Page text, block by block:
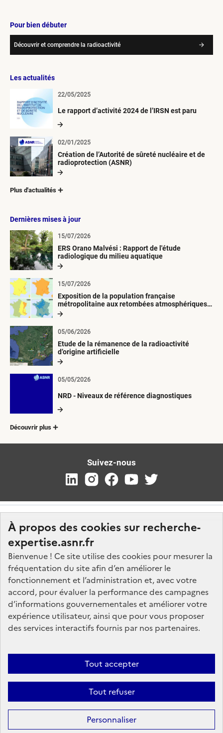
À propos des cookies sur recherche-
expertise.asnr.fr
Bienvenue ! Ce site utilise des cookies pour mesurer la
fréquentation du site afin d’en améliorer le
fonctionnement et l’administration et, avec votre
accord, pour évaluer la performance des campagnes
d’informations gouvernementales et améliorer votre
expérience utilisateur, ainsi que pour vous proposer
des services interactifs fournis par nos partenaires.
Tout accepter
Tout refuser
Personnaliser
Pour bien débuter
Découvrir et comprendre la radioactivité
Les actualités
Le rapport d’activité 2024 de l’IRSN est paru
22/05/2025
Création de l’Autorité de sûreté nucléaire et de
radioprotection (ASNR)
02/01/2025
Plus d'actualités
Dernières mises à jour
ERS Orano Malvési : Rapport de l'étude
radiologique du milieu aquatique
15/07/2026
Exposition de la population française
métropolitaine aux retombées atmosphériques
radioactives depuis 1945
15/07/2026
Etude de la rémanence de la radioactivité
d’origine artificielle
05/06/2026
NRD - Niveaux de référence diagnostiques
05/05/2026
Découvrir plus
Suivez-nous
Nos marchés
Nos offres d'emploi
FAQ
Glossaire
Plan du site